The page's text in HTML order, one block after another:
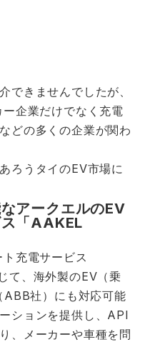
できませんでしたが、
企業だけでなく充電
どの多くの企業が関わ
ろうタイのEV市場に
アークエルのEV
「AAKEL
充電サービス
て、海外製のEV（乗
社）にも対応可能
ションを提供し、API
、メーカーや車種を問